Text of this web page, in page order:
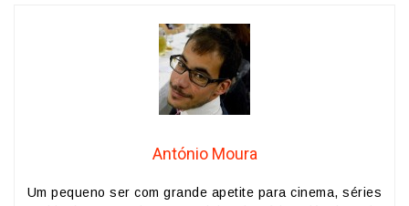
António Moura
Um pequeno ser com grande apetite para cinema, séries